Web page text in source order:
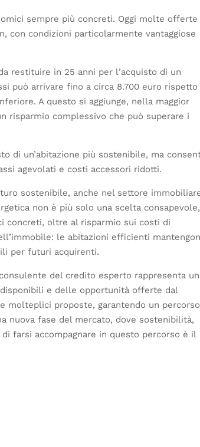
sempre più concreti. Oggi molte offerte
con condizioni particolarmente vantaggiose
restituire in 25 anni per l’acquisto di un
può arrivare fino a circa 8.700 euro rispetto
A questo si aggiunge, nella maggior
risparmio complessivo che può superare i
di un’abitazione più sostenibile, ma
agevolati e costi accessori ridotti.
sostenibile, anche nel settore
non è più solo una scelta consapevole,
concreti, oltre al risparmio sui costi di
le abitazioni efficienti
per futuri acquirenti.
del credito esperto rappresenta un
e delle opportunità offerte dal
molteplici proposte, garantendo un percorso
nuova fase del mercato, dove sostenibilità,
farsi accompagnare in questo percorso è il